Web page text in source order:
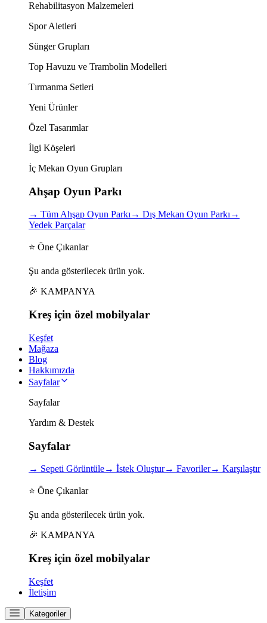
Rehabilitasyon Malzemeleri
Spor Aletleri
Sünger Grupları
Top Havuzu ve Trambolin Modelleri
Tırmanma Setleri
Yeni Ürünler
Özel Tasarımlar
İlgi Köşeleri
İç Mekan Oyun Grupları
Ahşap Oyun Parkı
→ Tüm Ahşap Oyun Parkı→ Dış Mekan Oyun Parkı→
Yedek Parçalar
⭐ Öne Çıkanlar
Şu anda gösterilecek ürün yok.
🎉 KAMPANYA
Kreş için özel mobilyalar
Keşfet
Mağaza
Blog
Hakkımızda
Sayfalar
Sayfalar
Yardım & Destek
Sayfalar
→ Sepeti Görüntüle→ İstek Oluştur→ Favoriler→ Karşılaştır
⭐ Öne Çıkanlar
Şu anda gösterilecek ürün yok.
🎉 KAMPANYA
Kreş için özel mobilyalar
Keşfet
İletişim
Kategoriler